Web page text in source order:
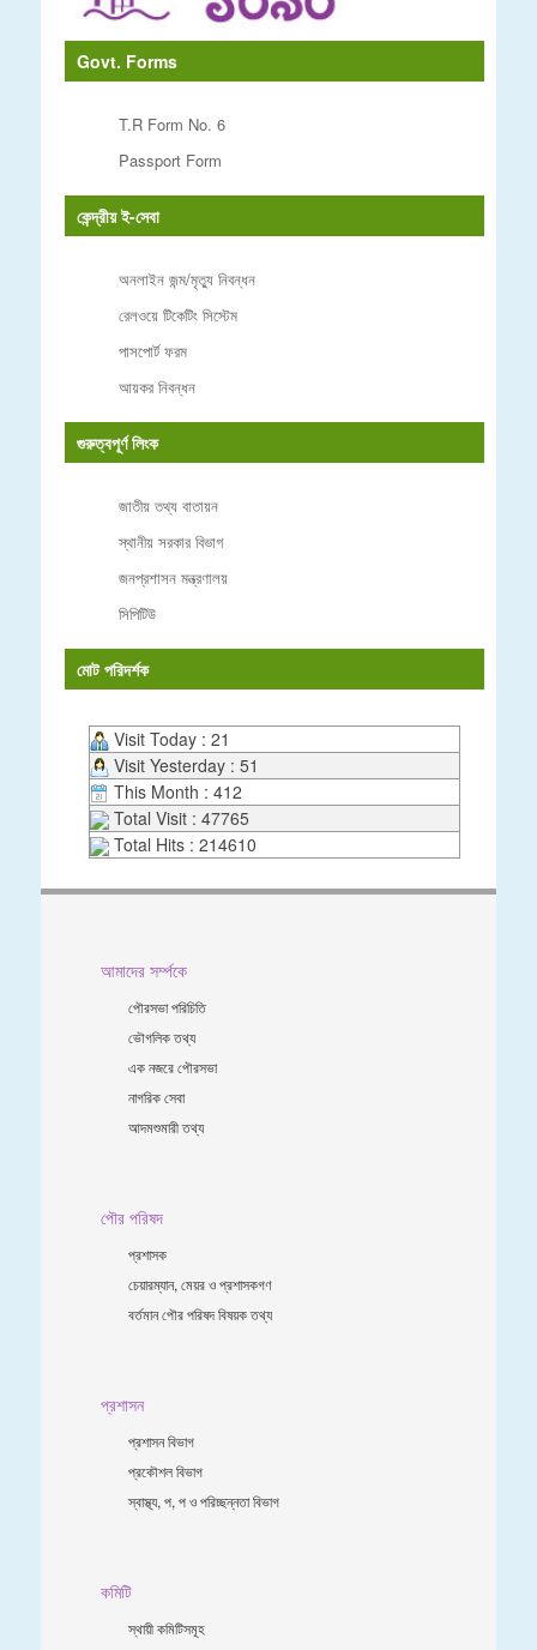
Govt. Forms
T.R Form No. 6
Passport Form
কেন্দ্রীয় ই-সেবা
অনলাইন জন্ম/মৃত্যু নিবন্ধন
রেলওয়ে টিকেটিং সিস্টেম
পাসপোর্ট ফরম
আয়কর নিবন্ধন
গুরুত্বপূর্ণ লিংক
জাতীয় তথ্য বাতায়ন
স্থানীয় সরকার বিভাগ
জনপ্রশাসন মন্ত্রণালয়
সিপিটিউ
মোট পরিদর্শক
Visit Today : 21
Visit Yesterday : 51
This Month : 412
Total Visit : 47765
Total Hits : 214610
আমাদের সর্ম্পকে
পৌরসভা পরিচিতি
ভৌগলিক তথ্য
এক নজরে পৌরসভা
নাগরিক সেবা
আদমশুমারী তথ্য
পৌর পরিষদ
প্রশাসক
চেয়ারম্যান, মেয়র ও প্রশাসকগণ
বর্তমান পৌর পরিষদ বিষয়ক তথ্য
প্রশাসন
প্রশাসন বিভাগ
প্রকৌশল বিভাগ
স্বাস্থ্য, প, প ও পরিচ্ছন্নতা ‍বিভাগ
কমিটি
স্থায়ী কমিটিসমূহ